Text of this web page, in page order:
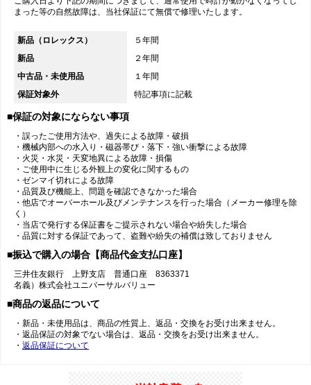
まった等の自然故障は、当社保証にて無償で修理いたします。
新品（ロレックス）
５年間
新品
２年間
中古品・未使用品
１年間
保証対象外
特記事項に記載
■保証の対象にならない事項
・誤ったご使用方法や、過失による故障・破損
・機械内部への水入り・磁器帯び・落下・強い衝撃による故障
・火災・水災・天変地異による故障・損傷
・ご使用中に生じる外観上の変化に関するもの
・ゼンマイ切れによる故障
・品質及び機能上、問題を確認できなかった場合
・他店でオーバーホール及びメンテナンスを行った場合（メーカー修理を除
く）
・当店で発行する保証書をご提示されない場合や紛失した場合
・品質に対する保証であって、盗難や紛失の補償は致しておりません
■振込で購入の場合【商品代金支払口座】
三井住友銀行 上野支店 普通口座 8363371
名義）株式会社ユニバーサルバリュー
■商品の返品について
・新品・未使用品は、商品の性質上、返品・交換をお受け出来ません。
・返品保証の対象でない場合は、返品・交換をお受け出来ません。
・ 返品保証について